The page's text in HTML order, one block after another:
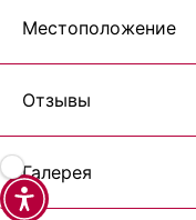
Местоположение
Отзывы
Галерея